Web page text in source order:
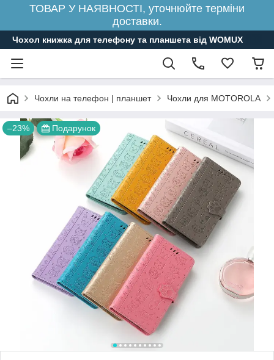
ТОВАР У НАЯВНОСТІ, уточнюйте терміни
доставки.
Чохол книжка для телефону та планшета від WOMUX
Чохли на телефон | планшет Чохли для MOTOROLA
–23% Подарунок